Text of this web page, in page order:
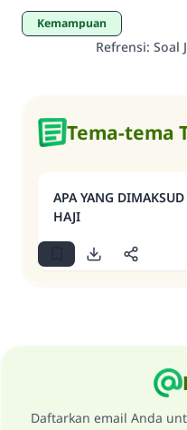
Kemampuan
Refrensi: Soal
Tema-tema
APA YANG
HAJI
Daftarkan email Anda